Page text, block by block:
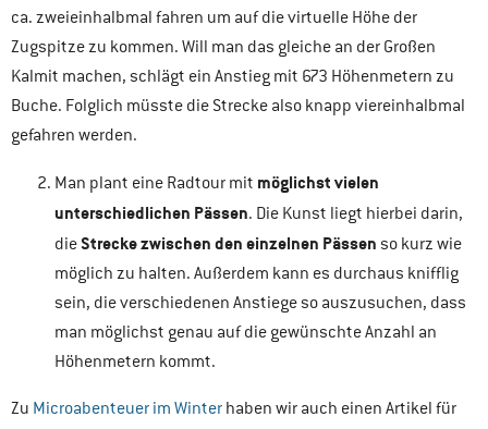
ca. zweieinhalbmal fahren um auf die virtuelle Höhe der
Zugspitze zu kommen. Will man das gleiche an der Großen
Kalmit machen, schlägt ein Anstieg mit 673 Höhenmetern zu
Buche. Folglich müsste die Strecke also knapp viereinhalbmal
gefahren werden.
Man plant eine Radtour mit möglichst vielen
unterschiedlichen Pässen. Die Kunst liegt hierbei darin,
dieStrecke zwischen den einzelnen Pässen so kurz wie
möglich zu halten. Außerdem kann es durchaus knifflig
sein, die verschiedenen Anstiege so auszusuchen, dass
man möglichst genau auf die gewünschte Anzahl an
Höhenmetern kommt.
Zu Microabenteuer im Winter haben wir auch einen Artikel für